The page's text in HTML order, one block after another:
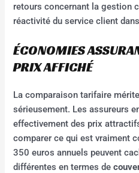
retours concernant la gestion
réactivité du service client
ÉCONOMIES
PRIX AFFICHÉ
La comparaison tarifaire mérite
sérieusement. Les assureurs
effectivement des prix
comparer ce qui est vraiment
350 euros annuels peuvent
différentes en termes de